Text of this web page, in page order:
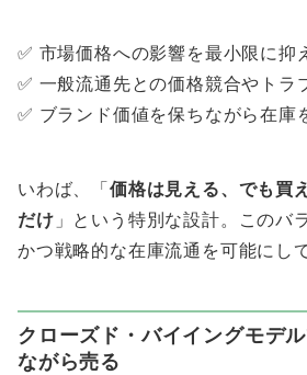
✅ 市場価格への影響を最小限に抑
✅ 一般流通先との価格競合やトラ
✅ ブランド価値を保ちながら在庫
いわば、「 価格は見える、でも買
だけ 」という特別な設計。このバ
かつ戦略的な在庫流通を可能にし
クローズド・バイイングモデ
ながら売る